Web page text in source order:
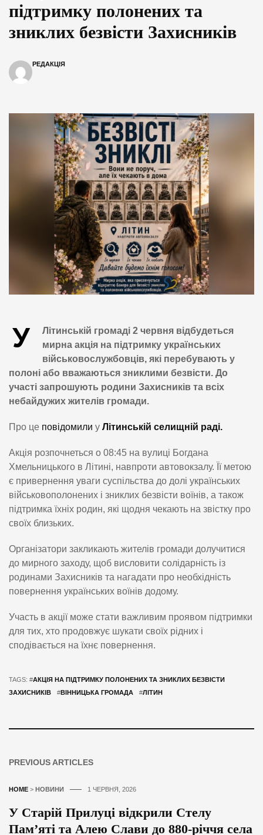
підтримку полонених та
зниклих безвісти Захисників
РЕДАКЦІЯ
У
Літинській громаді 2 червня відбудеться
мирна акція на підтримку українських
військовослужбовців, які перебувають у
полоні або вважаються зниклими безвісти. До
участі запрошують родини Захисників та всіх
небайдужих жителів громади.
Про це повідомили у Літинській селищній раді.
Акція розпочнеться о 08:45 на вулиці Богдана
Хмельницького в Літині, навпроти автовокзалу. Її метою
є привернення уваги суспільства до долі українських
військовополонених і зниклих безвісти воїнів, а також
підтримка їхніх родин, які щодня чекають на звістку про
своїх близьких.
Організатори закликають жителів громади долучитися
до мирного заходу, щоб висловити солідарність із
родинами Захисників та нагадати про необхідність
повернення українських воїнів додому.
Участь в акції може стати важливим проявом підтримки
для тих, хто продовжує шукати своїх рідних і
сподівається на їхнє повернення.
TAGS: #АКЦІЯ НА ПІДТРИМКУ ПОЛОНЕНИХ ТА ЗНИКЛИХ БЕЗВІСТИ
ЗАХИСНИКІВ
#ВІННИЦЬКА ГРОМАДА #ЛІТИН
PREVIOUS ARTICLES
HOME > НОВИНИ 1 ЧЕРВНЯ, 2026
У Старій Прилуці відкрили Стелу
Пам’яті та Алею Слави до 880-річчя села